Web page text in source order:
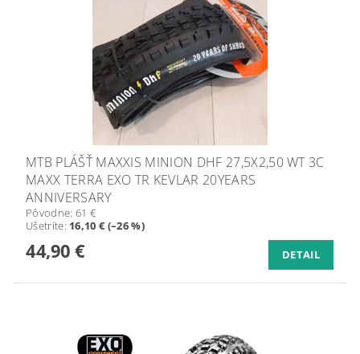
MTB PLÁŠŤ MAXXIS MINION DHF 27,5X2,50 WT 3C
MAXX TERRA EXO TR KEVLAR 20YEARS
ANNIVERSARY
Pôvodne: 61 €
Ušetríte: 16,10 € (–26 %)
44,90 € DETAIL